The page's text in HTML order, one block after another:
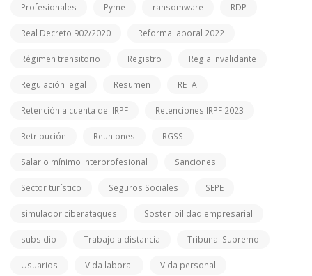
Profesionales Pyme ransomware RDP
Real Decreto 902/2020 Reforma laboral 2022
Régimen transitorio Registro Regla invalidante
Regulación legal Resumen RETA
Retención a cuenta del IRPF Retenciones IRPF 2023
Retribución Reuniones RGSS
Salario mínimo interprofesional Sanciones
Sector turístico Seguros Sociales SEPE
simulador ciberataques Sostenibilidad empresarial
subsidio Trabajo a distancia Tribunal Supremo
Usuarios Vida laboral Vida personal